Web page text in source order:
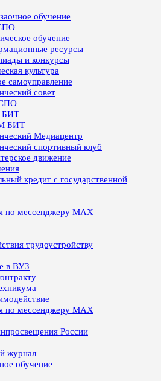
обучение
обучение
ресурсы
и конкурсы
культура
самоуправление
совет
БИТ
БИТ
Медиацентр
спортивный клуб
движение
кредит с государственной
по мессенджеру MAX
трудоустройству
в ВУЗ
по мессенджеру MAX
России
журнал
обучение